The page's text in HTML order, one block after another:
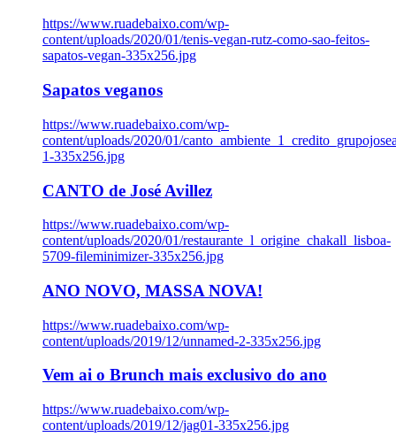
https://www.ruadebaixo.com/wp-
content/uploads/2020/01/tenis-vegan-rutz-como-sao-feitos-
sapatos-vegan-335x256.jpg
Sapatos veganos
https://www.ruadebaixo.com/wp-
content/uploads/2020/01/
1-335x256.jpg
CANTO de José Avillez
https://www.ruadebaixo.com/wp-
content/uploads/2020/01/restaurante_l_origine_chakall_lisboa-
5709-fileminimizer-335x256.jpg
ANO NOVO, MASSA NOVA!
https://www.ruadebaixo.com/wp-
content/uploads/2019/12/unnamed-2-335x256.jpg
Vem ai o Brunch mais exclusivo do ano
https://www.ruadebaixo.com/wp-
content/uploads/2019/12/jag01-335x256.jpg